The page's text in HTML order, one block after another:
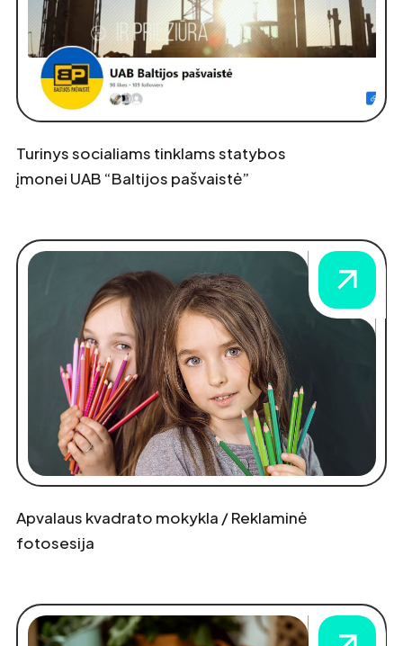
Turinys socialiams tinklams statybos
įmonei UAB “Baltijos pašvaistė”
Apvalaus kvadrato mokykla / Reklaminė
fotosesija